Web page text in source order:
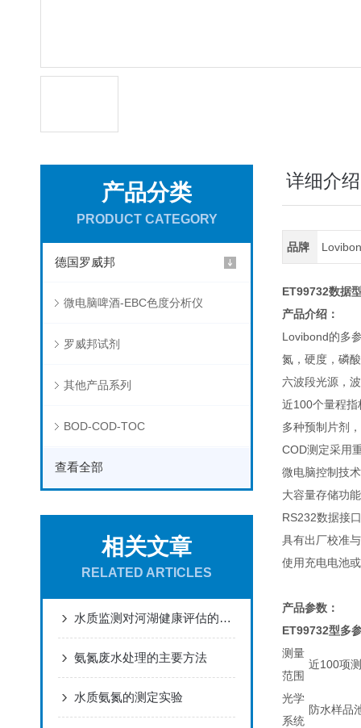
产品分类
PRODUCT CATEGORY
德国罗威邦
微电脑啤酒-EBC色度分析仪
罗威邦试剂
其他产品系列
BOD-COD-TOC
查看全部
相关文章
RELATED ARTICLES
水质监测对河湖健康评估的重要性
氨氮废水处理的主要方法
水质氨氮的测定实验
详细介绍
品牌
ET99732数据
产品介绍：
Lovibond的多
氮，硬度，磷
六波段光源，
近100个量程
多种预制片剂
COD测定采用
微电脑控制技
大容量存储功
RS232数据接
具有出厂校准
使用充电电池
产品参数：
ET99732型多
测量
范围
近100项
光学
系统
防水样品